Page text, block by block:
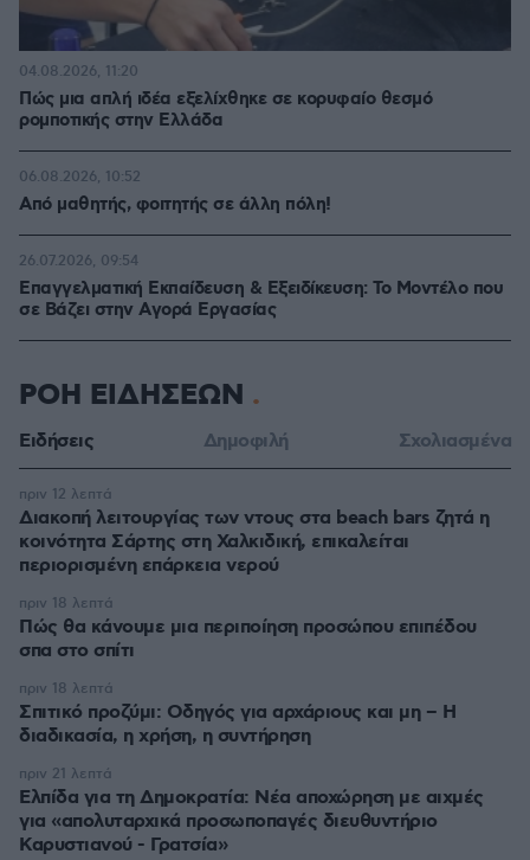
Πώς μια απλή ιδέα εξελίχθηκε σε κορυφαίο θεσμό
ρομποτικής στην Ελλάδα
04.08.2026, 11:20
Από μαθητής, φοιτητής σε άλλη πόλη!
06.08.2026, 10:52
Επαγγελματική Εκπαίδευση & Εξειδίκευση: Το Mοντέλο που
σε Bάζει στην Aγορά Eργασίας
26.07.2026, 09:54
ΡΟΗ ΕΙΔΗΣΕΩΝ
Ειδήσεις Δημοφιλή Σχολιασμένα
Διακοπή λειτουργίας των ντους στα beach bars ζητά η
κοινότητα Σάρτης στη Χαλκιδική, επικαλείται
περιορισμένη επάρκεια νερού
πριν 12 λεπτά
Πώς θα κάνουμε μια περιποίηση προσώπου επιπέδου
σπα στο σπίτι
πριν 18 λεπτά
Σπιτικό προζύμι: Οδηγός για αρχάριους και μη – Η
διαδικασία, η χρήση, η συντήρηση
πριν 18 λεπτά
Ελπίδα για τη Δημοκρατία: Νέα αποχώρηση με αιχμές
για «απολυταρχικά προσωποπαγές διευθυντήριο
Καρυστιανού - Γρατσία»
πριν 21 λεπτά